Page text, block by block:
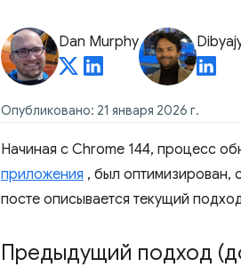
Dan Murphy
Опубликовано: 21 января 2026 г.
Начиная с Chrome 144, процесс
приложения , был оптимизирован,
посте описывается текущий
Предыдущий подход